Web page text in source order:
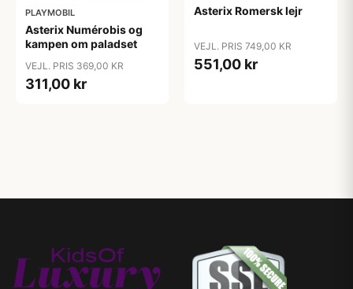
PLAYMOBIL
Asterix Numérobis og
kampen om paladset
VEJL. PRIS 369,00 KR
311,00 kr
Asterix Romersk lejr
VEJL. PRIS 749,00 KR
551,00 kr